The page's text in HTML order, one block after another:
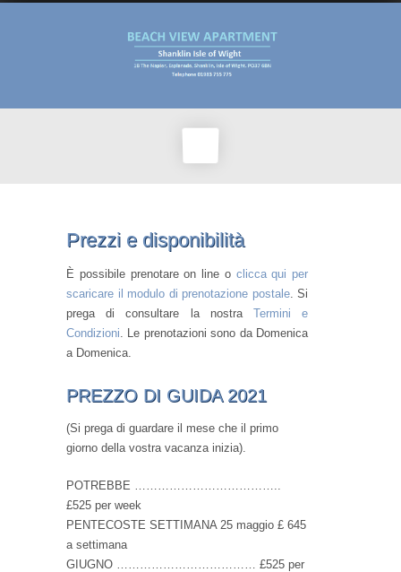
Prezzi e disponibilità
È possibile prenotare on line o clicca qui per
scaricare il modulo di prenotazione postale. Si
prega di consultare la nostra Termini e
Condizioni . Le prenotazioni sono da Domenica
a Domenica.
PREZZO DI GUIDA 2021
(Si prega di guardare il mese che il primo
giorno della vostra vacanza inizia).
POTREBBE ………………………………..
£525 per week
PENTECOSTE SETTIMANA 25 maggio £ 645
a settimana
GIUGNO ……………………………… £525 per